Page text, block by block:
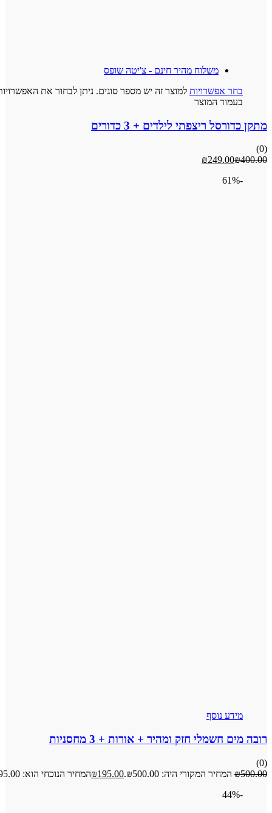
משלוח מהיר חינם - צ'יטה שופס
אפשרויות למוצר זה יש מספר סוגים. ניתן לבחור את האפשרויות
המוצר
ריצפתי לילדים + 3 כדורים
₪
חזק ומהיר + אורות + 3 מחסניות
המחיר המקורי היה: ₪500.00. ₪195.00 המחיר הנוכחי הוא: ₪195.00.